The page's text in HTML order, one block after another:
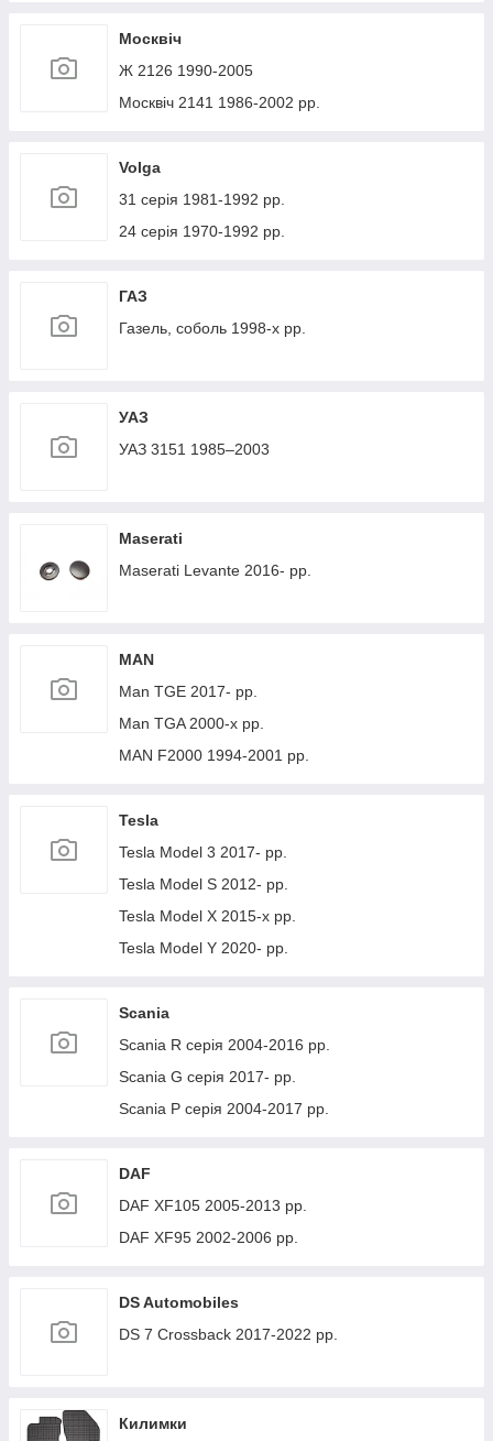
Москвіч
Ж 2126 1990-2005
Москвіч 2141 1986-2002 рр.
Volga
31 серія 1981-1992 рр.
24 серія 1970-1992 рр.
ГАЗ
Газель, соболь 1998-х рр.
УАЗ
УАЗ 3151 1985–2003
Maserati
Maserati Levante 2016- рр.
MAN
Man TGE 2017- рр.
Man TGA 2000-х рр.
MAN F2000 1994-2001 рр.
Tesla
Tesla Model 3 2017- рр.
Tesla Model S 2012- рр.
Tesla Model X 2015-х рр.
Tesla Model Y 2020- рр.
Scania
Scania R серія 2004-2016 рр.
Scania G серія 2017- рр.
Scania P серія 2004-2017 рр.
DAF
DAF XF105 2005-2013 рр.
DAF XF95 2002-2006 рр.
DS Automobiles
DS 7 Crossback 2017-2022 рр.
Килимки